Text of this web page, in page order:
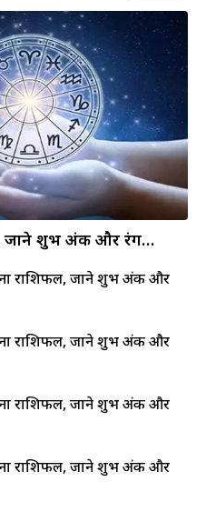
जाने शुभ अंक और रंग…
राशिफल, जाने शुभ अंक और
राशिफल, जाने शुभ अंक और
राशिफल, जाने शुभ अंक और
राशिफल, जाने शुभ अंक और